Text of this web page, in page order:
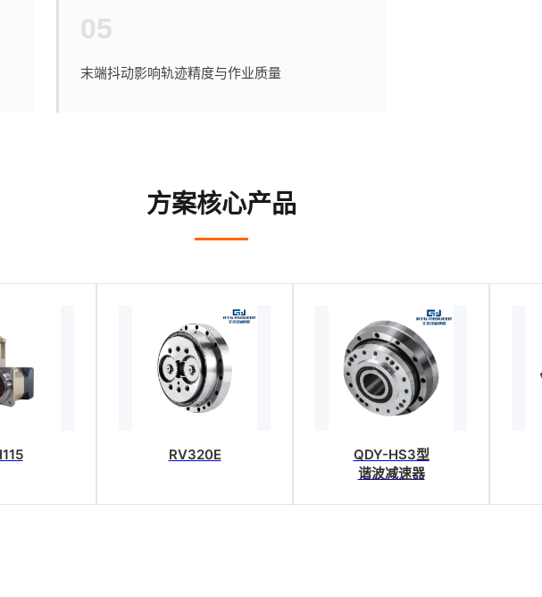
05
末端抖动影响轨迹精度与作业质量
方案核心产品
RV320E
QDY-HS3型
谐波减速器